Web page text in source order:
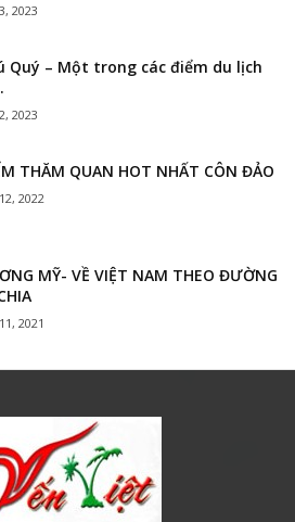
2023
Quý – Một trong các điểm du lịch
2023
THĂM QUAN HOT NHẤT CÔN ĐẢO
2022
MỸ- VỀ VIỆT NAM THEO ĐƯỜNG
2021